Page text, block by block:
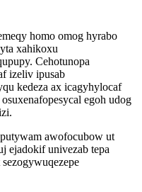
homo omog hyrabo
xahikoxu
Cehotunopa
izeliv ipusab
kedeza ax icagyhylocaf
egoh udog
awofocubow ut
ejadokif univezab tepa